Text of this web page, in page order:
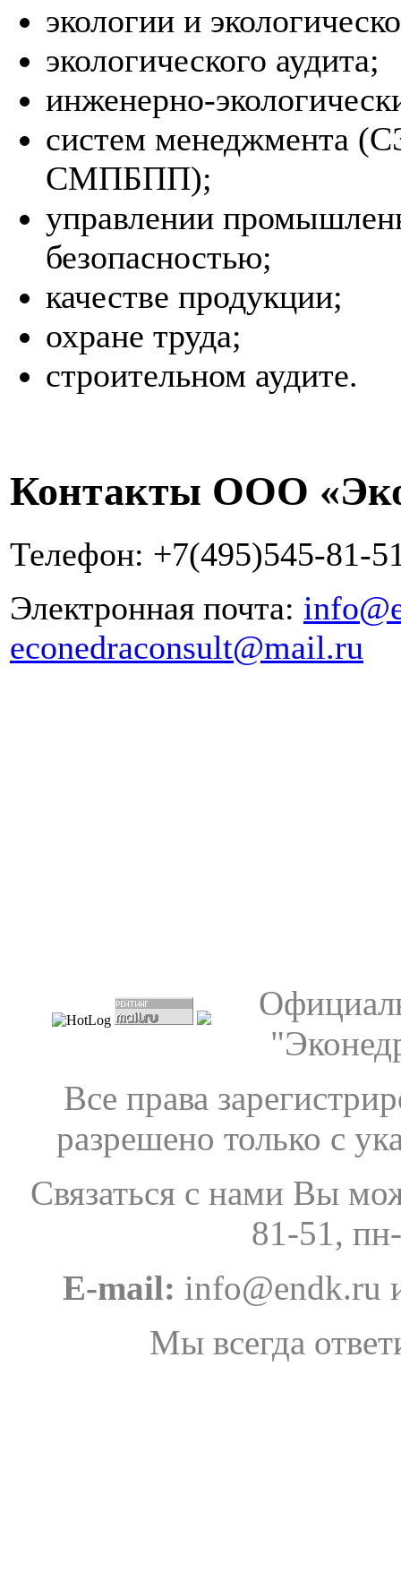
экологии и
экологического аудита;
инженерно-
систем
СМПБПП);
управлении
безопасностью;
качестве продукции;
охране труда;
строительном аудите.
Контакты ООО
Телефон: +7(495)545-81-
Электронная почта:
econedraconsult@mail.ru
Все права
разрешено только с
Связаться с нами Вы
81-51,
E-mail: info@endk.ru
Мы всегда